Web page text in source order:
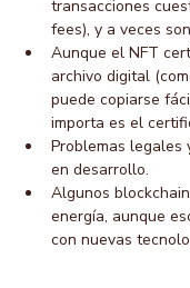
transacciones
fees), y a veces
Aunque el NFT
archivo digital
puede copiarse
importa es el
Problemas legales
en desarrollo.
Algunos
energía, aunque
con nuevas